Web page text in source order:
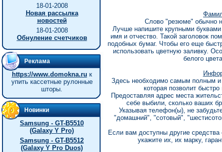
18-01-2008
Новая рассылка
новостей
18-01-2008
Обнуление счетчиков
Реклама
https://www.domokna.ru к
упить кассетные рулонные
шторы.
Новинки
Samsung - GT-B5510
(Galaxy Y Pro)
Samsung - GT-B5512
(Galaxy Y Pro Duos)
Слово "резюме" обычно
Лучше напишите крупными
имя и отчество. Такой заголовок
подобных бумаг. Чтобы его еще
использовать цветную заливку.
белого
Здесь необходимо самым полным
которая позволит
Предоставляя адрес места
себе выбили, сколько ваших
Указывая телефон(ы), не
"домашний", "сотовый",
Если вам доступны другие
укажите их, их марку,